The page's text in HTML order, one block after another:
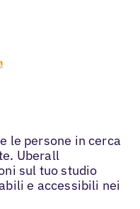
le persone in cerca
Uberall
sul tuo studio
e accessibili nei